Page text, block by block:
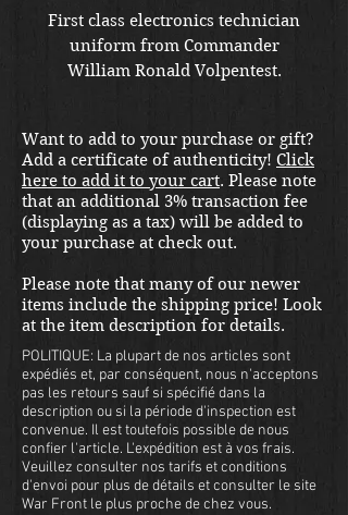
First class electronics technician
uniform from Commander
William Ronald Volpentest.
thewarfront1944@gmail.com for
international shipping quote.
Located in Kirkland location.
Want to add to your purchase or gift?
Add a certificate of authenticity! Click
here to add it to your cart. Please note
that an additional 3% transaction fee
(displaying as a tax) will be added to
your purchase at check out.
Please note that many of our newer
items include the shipping price! Look
at the item description for details.
POLITIQUE: La plupart de nos articles sont
expédiés et, par conséquent, nous n'acceptons
pas les retours sauf si spécifié dans la
description ou si la période d'inspection est
convenue. Il est toutefois possible de nous
confier l'article. L'expédition est à vos frais.
Veuillez consulter nos tarifs et conditions
d'envoi pour plus de détails et consulter le site
War Front le plus proche de chez vous.